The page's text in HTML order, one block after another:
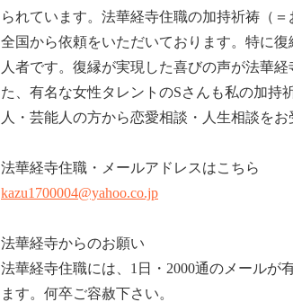
られています。法華経寺住職の加持祈祷（
全国から依頼をいただいております。特に
人者です。復縁が実現した喜びの声が法華
た、有名な女性タレントのSさんも私の加持
人・芸能人の方から恋愛相談・人生相談をお
法華経寺住職・メールアドレスはこちら
kazu1700004@yahoo.co.jp
法華経寺からのお願い
法華経寺住職には、1日・2000通のメールが
ます。何卒ご容赦下さい。